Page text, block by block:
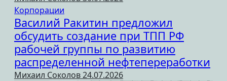
Корпорации
Василий Ракитин предложил
обсудить создание при ТПП РФ
рабочей группы по развитию
распределенной нефтепереработки
Михаил Соколов24.07.2026